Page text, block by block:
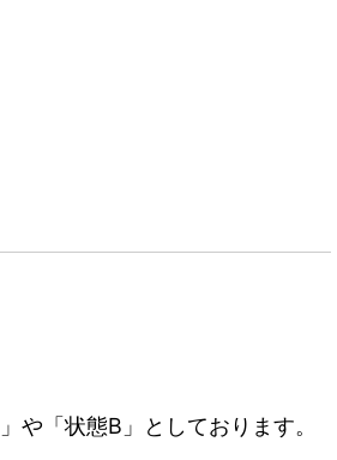
「状態B」としております。